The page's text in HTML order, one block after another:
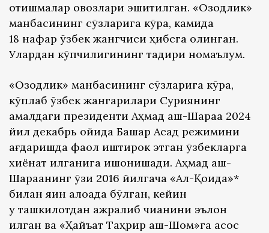
отишмалар овозлари эшитилган. «Озодлик»
манбасининг сўзларига кўра, камида
18 нафар ўзбек жангчиси ҳибсга олинган.
Улардан кўпчилигининг тақдири номаълум.
«Озодлик» манбасининг сўзларига кўра,
кўплаб ўзбек жангарилари Суриянинг
амалдаги президенти Аҳмад аш-Шараа 2024
йил декабрь ойида Башар Асад режимини
ағдаришда фаол иштирок этган ўзбекларга
хиёнат қилганига ишонишади. Аҳмад аш-
Шараанинг ўзи 2016 йилгача «Ал-Қоида»*
билан яқин алоқада бўлган, кейин
у ташкилотдан ажралиб чиққанини эълон
қилган ва «Ҳайъат Таҳрир аш-Шом»га асос